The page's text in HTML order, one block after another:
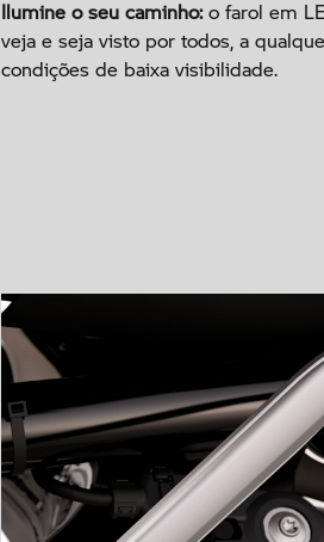
Ilumine o seu caminho:o farol em
veja e seja visto por todos, a
condições de baixa visibilidade.